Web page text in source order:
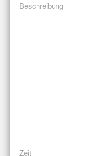
Beschreibung
Zeit